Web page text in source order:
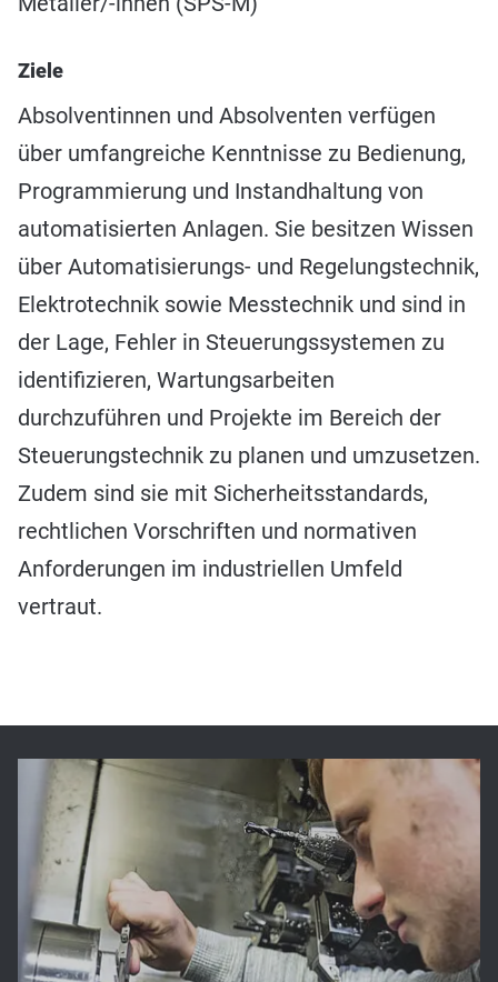
Ziele
Absolventinnen und Absolventen verfügen
über umfangreiche Kenntnisse zu Bedienung,
Programmierung und Instandhaltung von
automatisierten Anlagen. Sie besitzen Wissen
über Automatisierungs- und Regelungstechnik,
Elektrotechnik sowie Messtechnik und sind in
der Lage, Fehler in Steuerungssystemen zu
identifizieren, Wartungsarbeiten
durchzuführen und Projekte im Bereich der
Steuerungstechnik zu planen und umzusetzen.
Zudem sind sie mit Sicherheitsstandards,
rechtlichen Vorschriften und normativen
Anforderungen im industriellen Umfeld
vertraut.